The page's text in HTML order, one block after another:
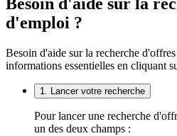
Besoin d'aide sur la
d'emploi ?
Besoin d'aide sur la recherche
informations essentielles en cliquant
1. Lancer votre recherche
Pour lancer une recherche
un des deux champs :